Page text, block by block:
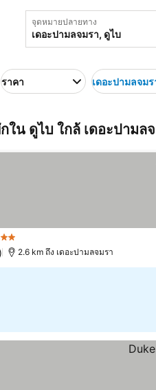
จุดหมายปลายทาง
ราคา เดอะปามลจมร
ใน ดูไบ ใกล้ เดอะปามล
2.6 km ถึง เดอะปามลจมรา